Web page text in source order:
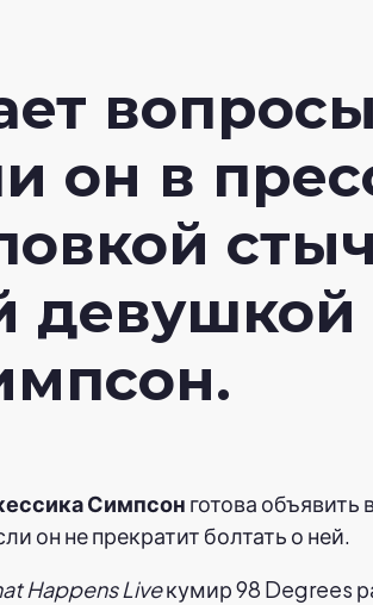
он в
девушкой
Симпсон готова объявить
он не прекратит болтать о ней.
Happens Liveкумир 98 Degrees